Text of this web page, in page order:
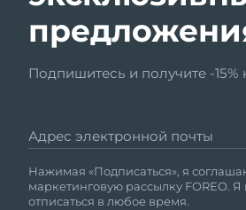
Подпишитесь и получите -15%
Адрес электронной почты
Нажимая «Подписаться», я
маркетинговую рассылку FOREO.
отписаться в любое время.